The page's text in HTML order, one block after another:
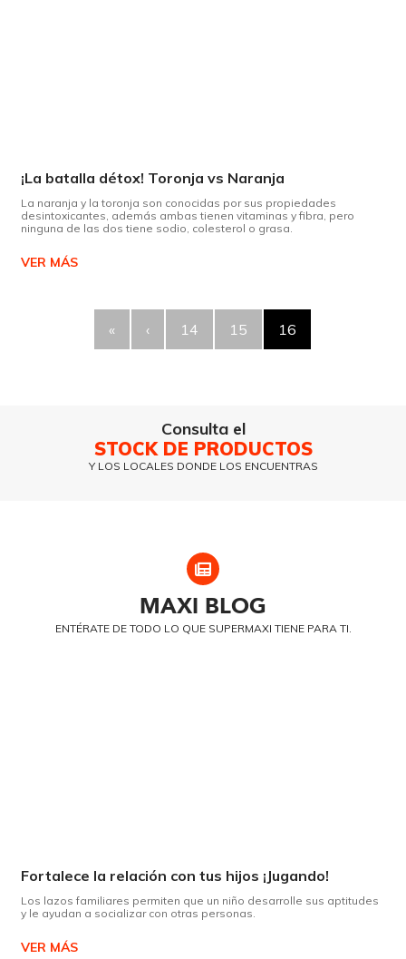
¡La batalla détox! Toronja vs Naranja
La naranja y la toronja son conocidas por sus propiedades
desintoxicantes, además ambas tienen vitaminas y fibra, pero
ninguna de las dos tiene sodio, colesterol o grasa.
VER MÁS
« ‹ 14 15 16
Consulta el
STOCK DE PRODUCTOS
Y LOS LOCALES DONDE LOS ENCUENTRAS
MAXI BLOG
ENTÉRATE DE TODO LO QUE SUPERMAXI TIENE PARA TI.
Fortalece la relación con tus hijos ¡Jugando!
Los lazos familiares permiten que un niño desarrolle sus aptitudes
y le ayudan a socializar con otras personas.
VER MÁS